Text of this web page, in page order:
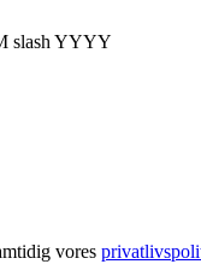
slash YYYY
vores